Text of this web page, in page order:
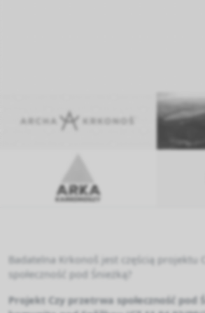
Badatelna Krkonoš jest częścią projektu
społeczność pod Śnieżką?
Projekt Czy przetrwa społeczność pod